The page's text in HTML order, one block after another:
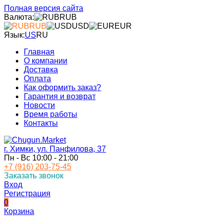
Полная версия сайта
Валюта:
RUB
RUB
USD
EUR
Язык:USRU
Главная
О компании
Доставка
Оплата
Как оформить заказ?
Гарантия и возврат
Новости
Время работы
Контакты
г. Химки, ул. Панфилова, 37
Пн - Вс 10:00 - 21:00
+7 (916) 203-75-45
Заказать звонок
Вход
Регистрация
0
Корзина